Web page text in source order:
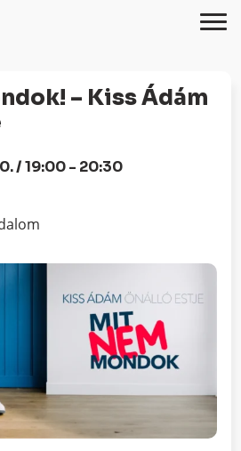
/ 19:00 - 20:30